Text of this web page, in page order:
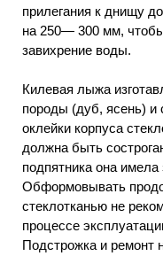
прилегания к днищу
на 250— 300 мм,
завихрение воды.
Килевая лыжа
породы (дуб, ясень) и
оклейки корпуса
должна быть
подпятника она
Обформовывать
стеклотканью не
процессе
Подстрожка и ремонт